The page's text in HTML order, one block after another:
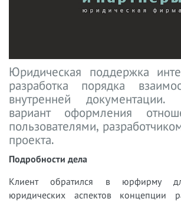
Юридическая поддержка
разработка порядка
внутренней документации.
вариант оформления
пользователями,
проекта.
Подробности дела
Клиент обратился в юрфирму
юридических аспектов концепции